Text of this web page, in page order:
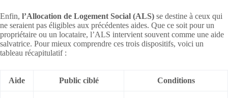
Enfin, l’Allocation de Logement Social (ALS) se destine à ceux qui
ne seraient pas éligibles aux précédentes aides. Que ce soit pour un
propriétaire ou un locataire, l’ALS intervient souvent comme une aide
salvatrice. Pour mieux comprendre ces trois dispositifs, voici un
tableau récapitulatif :
Aide Public ciblé Conditions